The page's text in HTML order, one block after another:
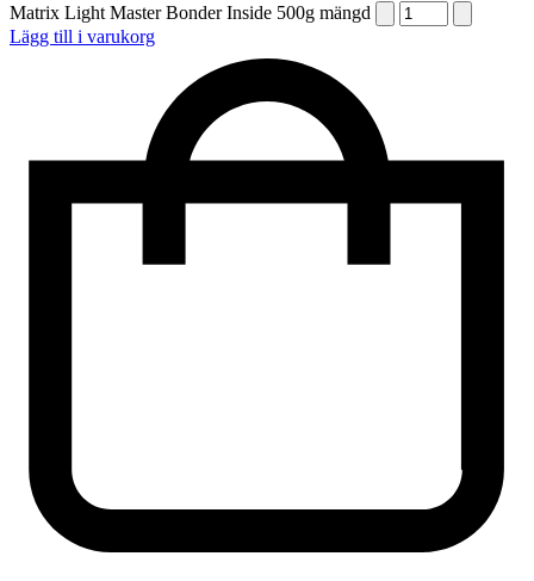
Matrix Light Master Bonder Inside 500g mängd
Lägg till i varukorg